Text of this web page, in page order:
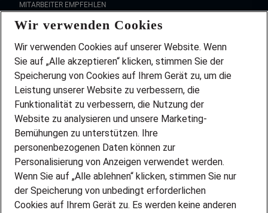
MITARBEITER EMPFEHLEN
FAQ
Wir stellen ein!
DEINE BERUFSGRUPPE
DEINE LEBENSSITUATION
PARTNERSHIP WITH AIRBUS
INITIATIV BEWERBEN
ÜBER UNS
STANDORTE
BLOG
PRESSE
Wir verwenden Cookies
Wir verwenden Cookies auf unserer Website. Wenn
Sie auf „Alle akzeptieren“ klicken, stimmen Sie der
Speicherung von Cookies auf Ihrem Gerät zu, um die
Leistung unserer Website zu verbessern, die
Funktionalität zu verbessern, die Nutzung der
Website zu analysieren und unsere Marketing-
Bemühungen zu unterstützen. Ihre
personenbezogenen Daten können zur
Personalisierung von Anzeigen verwendet werden.
Wenn Sie auf „Alle ablehnen“ klicken, stimmen Sie nur
der Speicherung von unbedingt erforderlichen
Cookies auf Ihrem Gerät zu. Es werden keine anderen